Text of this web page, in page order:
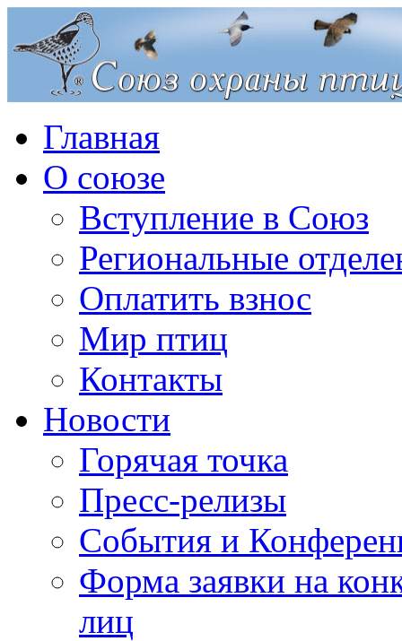
Главная
О союзе
Вступление в Союз
Региональные
Оплатить взнос
Мир птиц
Контакты
Новости
Горячая точка
Пресс-релизы
События и
Форма заявки на
лиц